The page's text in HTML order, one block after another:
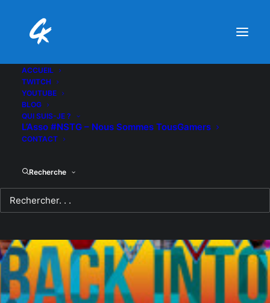
ACCUEIL
TWITCH
YOUTUBE
BLOG
QUI SUIS-JE ?
L’Asso #NSTG – Nous Sommes TousGamers
CONTACT
Recherche